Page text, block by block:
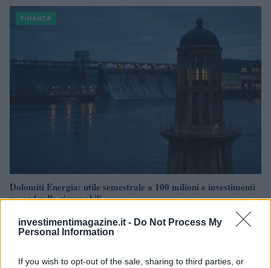
investimentimagazine.it - Do Not Process My
Personal Information
If you wish to opt-out of the sale, sharing to third parties, or
FINANZA
Dolomiti Energia: utile semestrale a 100 milioni e investimenti
record nelle rinnovabili